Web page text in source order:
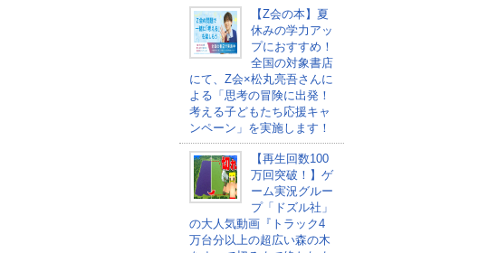
【Z会の本】夏
休みの学力アッ
プにおすすめ！
全国の対象書店
にて、Z会×松丸亮吾さんに
よる「思考の冒険に出発！
考える子どもたち応援キャ
ンペーン」を実施します！
【再生回数100
万回突破！】ゲ
ーム実況グルー
プ「ドズル社」
の大人気動画『トラック4
万台分以上の超広い森の木